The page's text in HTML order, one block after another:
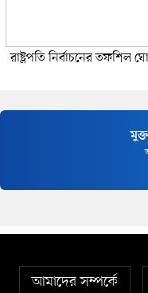
রাষ্ট্রপতি নির্বাচনের তফশিল
আমাদের সম্পর্কে